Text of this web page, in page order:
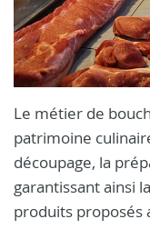
Le métier de
patrimoine
découpage, la
garantissant ainsi
produits proposés